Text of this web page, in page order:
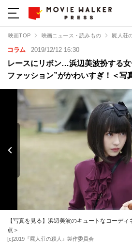
映画TOP 映画ニュース・読みもの 屍人荘
コラム 2019/12/12 16:30
レースにリボン…浜辺美波扮する
ファッション”がかわいすぎ！＜写
【写真を見る】浜辺美波のキュートなコーデ
点＞
[c]2019『屍人荘の殺人』製作委員会